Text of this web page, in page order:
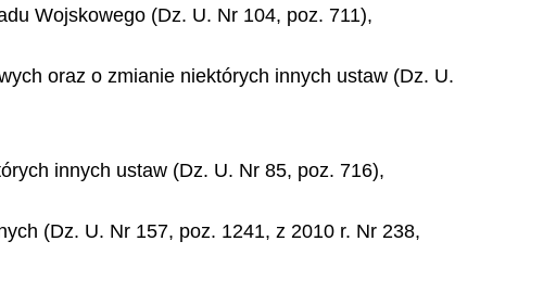
Wojskowego (Dz. U. Nr 104, poz. 711),
oraz o zmianie niektórych innych ustaw (Dz. U.
innych ustaw (Dz. U. Nr 85, poz. 716),
(Dz. U. Nr 157, poz. 1241, z 2010 r. Nr 238,